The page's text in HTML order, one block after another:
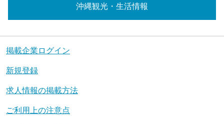
沖縄観光・生活情報
掲載企業ログイン
新規登録
求人情報の掲載方法
ご利用上の注意点